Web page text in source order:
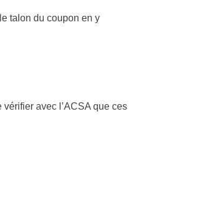
talon du coupon en y
avec l’ACSA que ces